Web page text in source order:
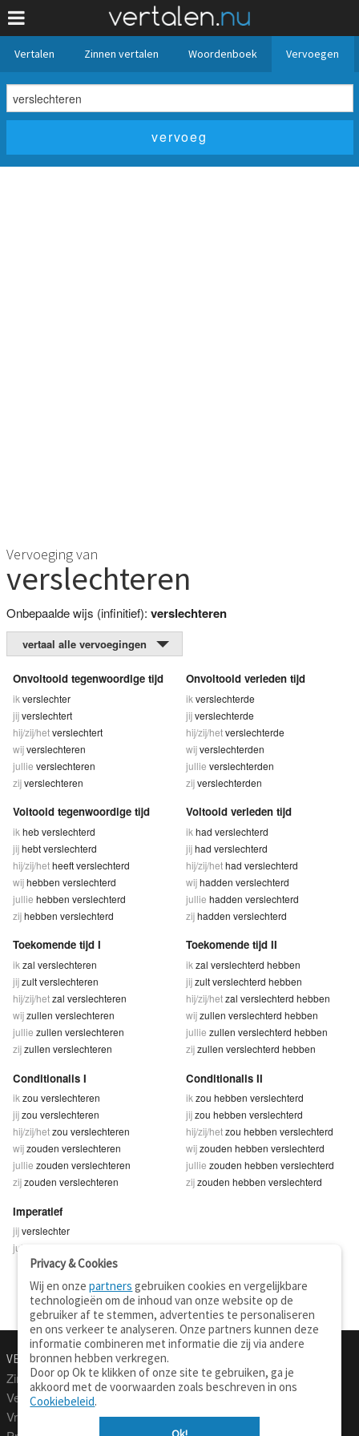
Vertalen Zinnen vertalen Woordenboek Vervoegen
Vervoeging van
verslechteren
Onbepaalde wijs (infinitief): verslechteren
vertaal alle vervoegingen
Onvoltooid tegenwoordige tijd
ik verslechter
jijverslechtert
hij/zij/hetverslechtert
wijverslechteren
jullie verslechteren
zijverslechteren
Onvoltooid verleden tijd
ik verslechterde
jijverslechterde
hij/zij/hetverslechterde
wijverslechterden
jullie verslechterden
zijverslechterden
Voltooid tegenwoordige tijd
ik heb verslechterd
jijhebt verslechterd
hij/zij/hetheeft verslechterd
wijhebben verslechterd
jullie hebben verslechterd
zijhebben verslechterd
Voltooid verleden tijd
ik had verslechterd
jijhad verslechterd
hij/zij/hethad verslechterd
wijhadden verslechterd
jullie hadden verslechterd
zijhadden verslechterd
Toekomende tijd I
ik zal verslechteren
jijzult verslechteren
hij/zij/hetzal verslechteren
wijzullen verslechteren
jullie zullen verslechteren
zijzullen verslechteren
Toekomende tijd II
ik zal verslechterd hebben
jijzult verslechterd hebben
hij/zij/hetzal verslechterd hebben
wijzullen verslechterd hebben
jullie zullen verslechterd hebben
zijzullen verslechterd hebben
Conditionalis I
ik zou verslechteren
jijzou verslechteren
hij/zij/hetzou verslechteren
wijzouden verslechteren
jullie zouden verslechteren
zijzouden verslechteren
Conditionalis II
ik zou hebben verslechterd
jijzou hebben verslechterd
hij/zij/hetzou hebben verslechterd
wijzouden hebben verslechterd
jullie zouden hebben verslechterd
zijzouden hebben verslechterd
Imperatief
jijverslechter
jullie
VERTALEN.NU
Zinnen vertalen
Verklarend woordenboek
Vraagbaak
Over deze site
Privacy
Privacy & Cookies
Wij en onzepartners gebruiken cookies en vergelijkbare
technologieën om de inhoud van onze website op de
gebruiker af te stemmen, advertenties te personaliseren
en ons verkeer te analyseren. Onze partners kunnen deze
informatie combineren met informatie die zij via andere
bronnen hebben verkregen.
Door op Ok te klikken of onze site te gebruiken, ga je
akkoord met de voorwaarden zoals beschreven in ons
Cookiebeleid.